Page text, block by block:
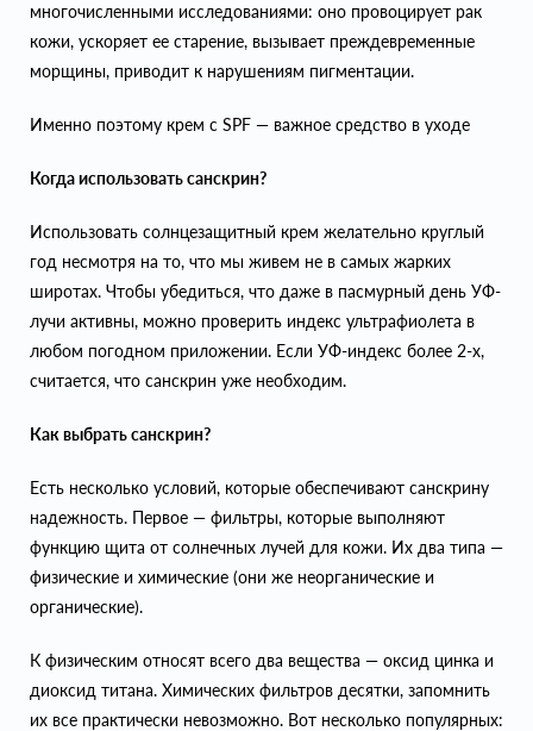
многочисленными исследованиями: оно провоцирует рак
кожи, ускоряет ее старение, вызывает преждевременные
морщины, приводит к нарушениям пигментации.
Именно поэтому крем с SPF — важное средство в уходе
Когда использовать санскрин?
Использовать солнцезащитный крем желательно круглый
год несмотря на то, что мы живем не в самых жарких
широтах. Чтобы убедиться, что даже в пасмурный день УФ-
лучи активны, можно проверить индекс ультрафиолета в
любом погодном приложении. Если УФ-индекс более 2-х,
считается, что санскрин уже необходим.
Как выбрать санскрин?
Есть несколько условий, которые обеспечивают санскрину
надежность. Первое — фильтры, которые выполняют
функцию щита от солнечных лучей для кожи. Их два типа —
физические и химические (они же неорганические и
органические).
К физическим относят всего два вещества — оксид цинка и
диоксид титана. Химических фильтров десятки, запомнить
их все практически невозможно. Вот несколько популярных: